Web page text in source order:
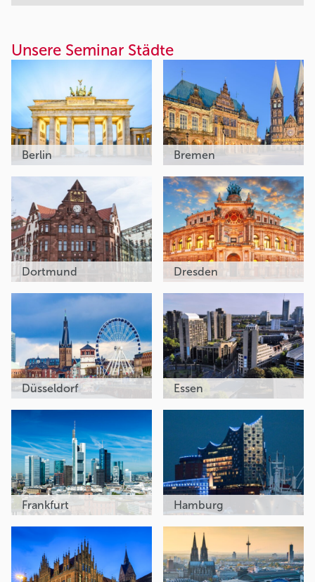
Unsere Seminar Städte
Berlin Bremen
Dortmund Dresden
Düsseldorf Essen
Frankfurt Hamburg